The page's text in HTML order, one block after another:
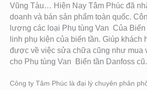
Vũng Tàu… Hiện Nay Tâm Phúc đã
doanh và bán sản phẩm toàn quốc.
lượng các loại Phụ tùng Van Của
linh phụ kiện của biến tần. Giúp khách
được về việc sửa chữa cũng như mua
cho Phụ tùng Van Biến tần Danfoss cũ.
Công ty Tâm Phúc là đại lý chuyên phân